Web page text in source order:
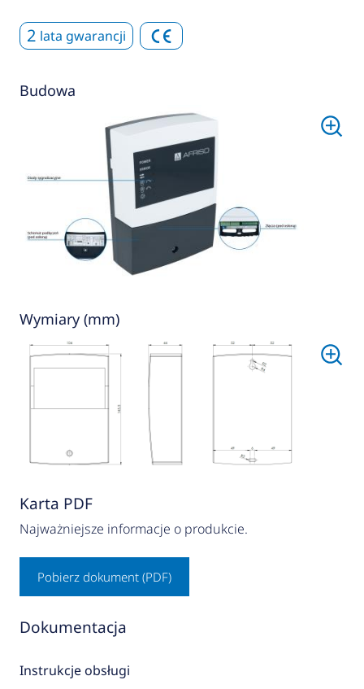
2 lata gwarancji
Budowa
Wymiary (mm)
Karta PDF
Najważniejsze informacje o produkcie.
Pobierz dokument (PDF)
Dokumentacja
Instrukcje obsługi